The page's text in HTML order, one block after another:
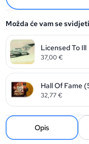
Možda će vam se svidjeti
Licensed To Ill
37,00€
32,77€
Opis